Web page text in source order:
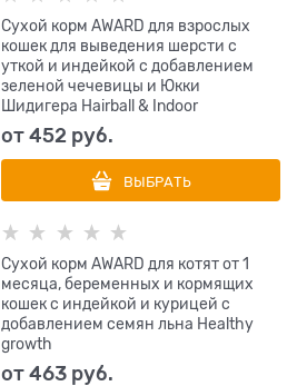
Сухой корм AWARD для взрослых
кошек для выведения шерсти с
уткой и индейкой с добавлением
зеленой чечевицы и Юкки
Шидигера Hairball & Indoor
от452 руб.
ВЫБРАТЬ
Сухой корм AWARD для котят от 1
месяца, беременных и кормящих
кошек с индейкой и курицей с
добавлением семян льна Healthy
growth
от463 руб.